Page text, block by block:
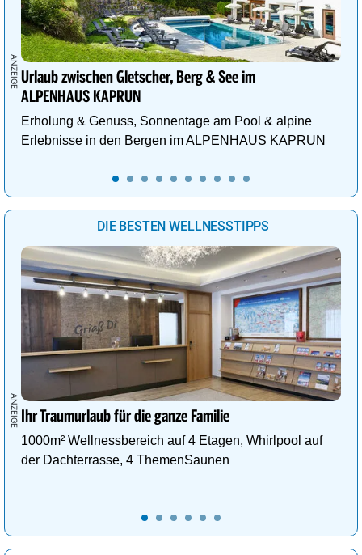
Urlaub zwischen Gletscher, Berg & See im
ALPENHAUS KAPRUN
Erholung & Genuss, Sonnentage am Pool & alpine
Erlebnisse in den Bergen im ALPENHAUS KAPRUN
DIE BESTEN WELLNESSTIPPS
Ihr Traumurlaub für die ganze Familie
1000m² Wellnessbereich auf 4 Etagen, Whirlpool auf
der Dachterrasse, 4 ThemenSaunen